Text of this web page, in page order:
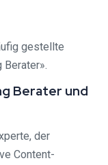
gestellte
Berater».
Berater und
der
Content-